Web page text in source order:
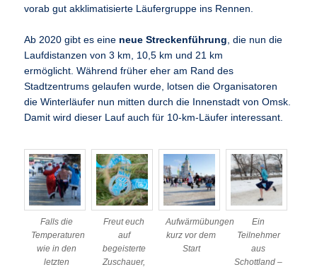
vorab gut akklimatisierte Läufergruppe ins Rennen.
Ab 2020 gibt es eine neue Streckenführung, die nun die
Laufdistanzen von 3 km, 10,5 km und 21 km
ermöglicht. Während früher eher am Rand des
Stadtzentrums gelaufen wurde, lotsen die Organisatoren
die Winterläufer nun mitten durch die Innenstadt von Omsk.
Damit wird dieser Lauf auch für 10-km-Läufer interessant.
Falls die
Temperaturen
wie in den
letzten
Freut euch
auf
begeisterte
Zuschauer,
Aufwärmübungen
kurz vor dem
Start
Ein
Teilnehmer
aus
Schottland –